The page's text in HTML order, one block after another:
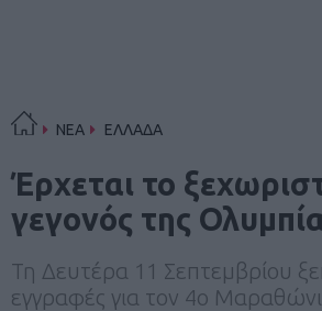
ΝΕΑ ΕΛΛΑΔΑ
Έρχεται το
γεγονός της
Τη Δευτέρα 11 Σεπτεμβρίου
εγγραφές για τον 4ο